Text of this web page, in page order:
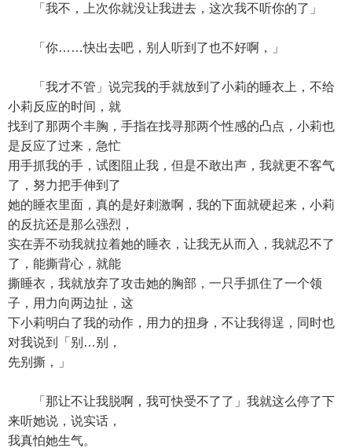
「我不，上次你就没让我进去，这次我不听你的了」
「你……快出去吧，别人听到了也不好啊，」
「我才不管」说完我的手就放到了小莉的睡衣上，不给
小莉反应的时间，就
找到了那两个丰胸，手指在找寻那两个性感的凸点，小莉也
是反应了过来，急忙
用手抓我的手，试图阻止我，但是不敢出声，我就更不客气
了，努力把手伸到了
她的睡衣里面，真的是好刺激啊，我的下面就硬起来，小莉
的反抗还是那么强烈，
实在弄不动我就拉着她的睡衣，让我无从而入，我就忍不了
了，能撕背心，就能
撕睡衣，我就放弃了攻击她的胸部，一只手抓住了一个领
子，用力向两边扯，这
下小莉明白了我的动作，用力的扭身，不让我得逞，同时也
对我说到「别…别，
先别撕，」
「那让不让我脱啊，我可快受不了了」我就这么停了下
来听她说，说实话，
我真怕她生气。